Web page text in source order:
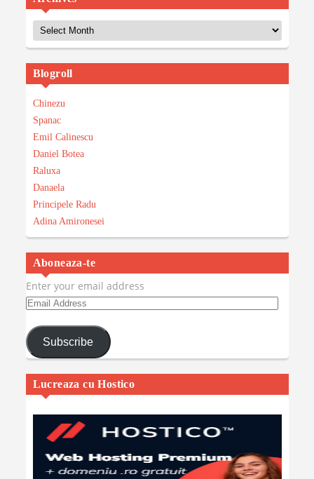
Archives
Blogroll
Chinezu
Spanac
Emil Calinescu
Daniel Botea
Raluxa
Danaela
Principele Radu
Adina Amironesei
Aboneaza-te
Enter your email address
Email
Subscribe
Lucreaza cu Hostico